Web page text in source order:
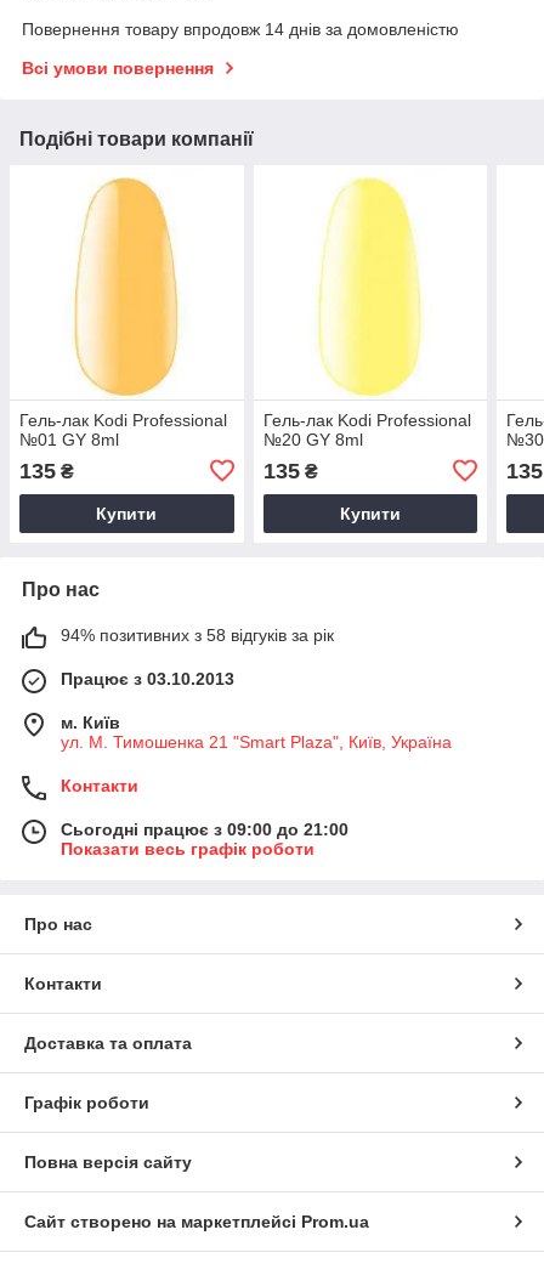
Повернення товару впродовж 14 днів за домовленістю
Всі умови повернення
Подібні товари компанії
Гель-лак Kodi Professional
№01 GY 8ml
135 ₴
Купити
Гель-лак Kodi Professional
№20 GY 8ml
135₴
Купити
№30
135
Про нас
94% позитивних з 58 відгуків за рік
Працює з 03.10.2013
м. Київ
ул. М. Тимошенка 21 "Smart Plaza", Київ, Україна
Контакти
Сьогодні працює з 09:00 до 21:00
Показати весь графік роботи
Про нас
Контакти
Доставка та оплата
Графік роботи
Повна версія сайту
Сайт створено на маркетплейсі Prom.ua